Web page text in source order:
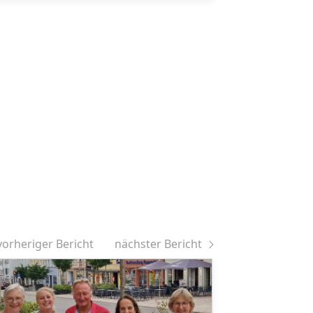
Bericht nächster Bericht